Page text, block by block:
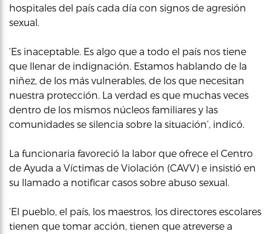
hospitales del país cada día con signos de agresión
sexual.
‘Es inaceptable. Es algo que a todo el país nos tiene
que llenar de indignación. Estamos hablando de la
niñez, de los más vulnerables, de los que necesitan
nuestra protección. La verdad es que muchas veces
dentro de los mismos núcleos familiares y las
comunidades se silencia sobre la situación’, indicó.
La funcionaria favoreció la labor que ofrece el Centro
de Ayuda a Víctimas de Violación (CAVV) e insistió en
su llamado a notificar casos sobre abuso sexual.
‘El pueblo, el país, los maestros, los directores escolares
tienen que tomar acción, tienen que atreverse a